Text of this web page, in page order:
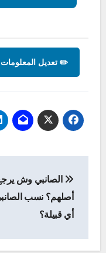
✏️ تعديل المعلومات
المقالات
الصانبي وش
أصلهم؟ نسب
أي قبيلة؟